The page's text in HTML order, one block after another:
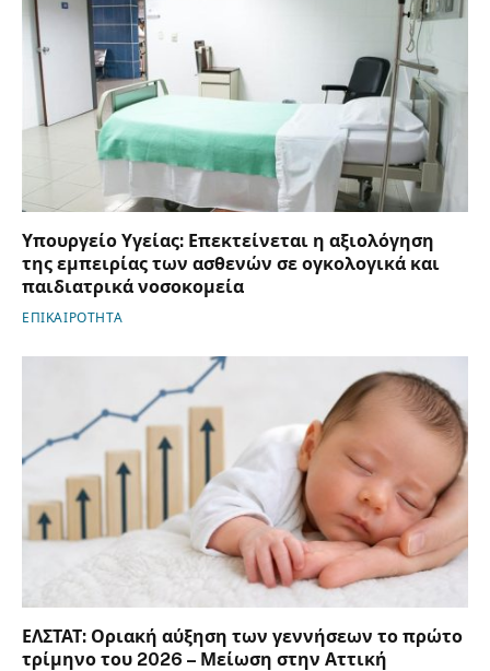
Υπουργείο Υγείας: Επεκτείνεται η αξιολόγηση
της εμπειρίας των ασθενών σε ογκολογικά και
παιδιατρικά νοσοκομεία
ΕΠΙΚΑΙΡΟΤΗΤΑ
ΕΛΣΤΑΤ: Οριακή αύξηση των γεννήσεων το πρώτο
τρίμηνο του 2026 – Μείωση στην Αττική